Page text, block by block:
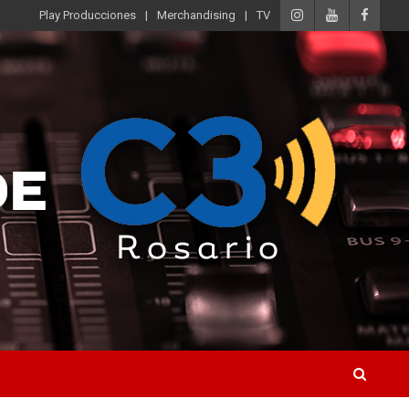
Play Producciones Merchandising TV